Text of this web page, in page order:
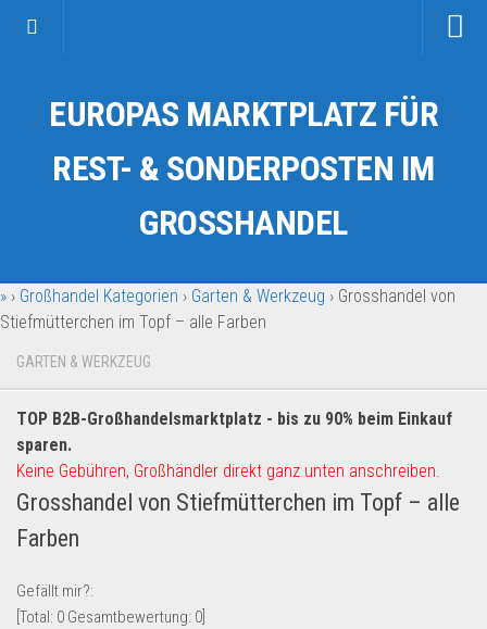
Kategorien
Auto & Motorrad
Fahrzeuge & Transport
Garten & Werkzeug
Geschäft, Büro & Schreibwaren
Geschenkartikel
Handy und Smartphone
Kosmetik & Pflege
Lebensmittel & Getränke
Multimedia & Elektro
Münzen
Spielzeug & Games
EUROPAS MARKTPLATZ FÜR
REST- & SONDERPOSTEN IM
GROSSHANDEL
» › Großhandel Kategorien › Garten & Werkzeug › Grosshandel von
Stiefmütterchen im Topf – alle Farben
GARTEN & WERKZEUG
TOP B2B-Großhandelsmarktplatz - bis zu 90% beim Einkauf
sparen.
Keine Gebühren, Großhändler direkt ganz unten anschreiben.
Grosshandel von Stiefmütterchen im Topf – alle
Farben
Gefällt mir?:
[Total: 0 Gesamtbewertung: 0